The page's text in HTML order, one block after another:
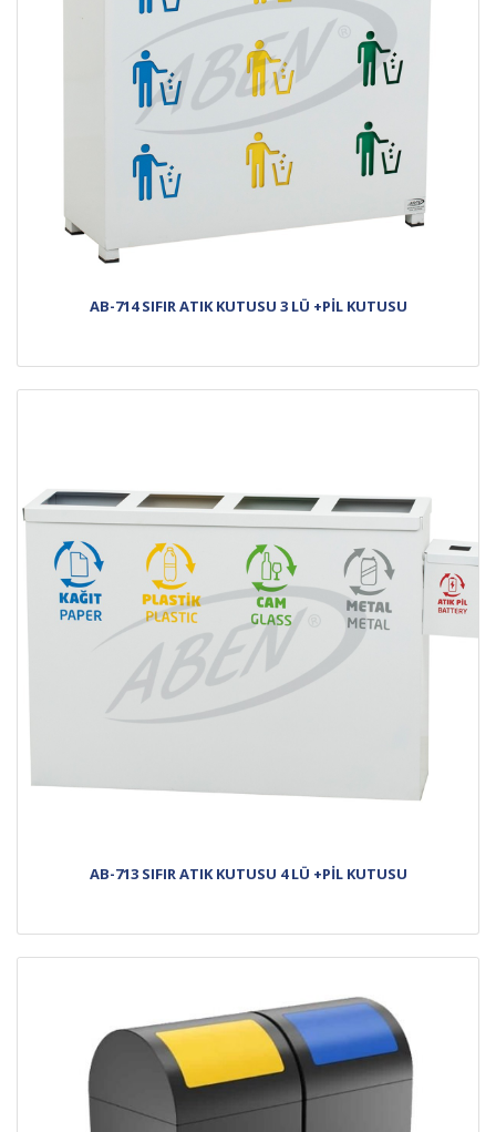
AB-714 SIFIR ATIK KUTUSU 3 LÜ +PİL KUTUSU
AB-713 SIFIR ATIK KUTUSU 4 LÜ +PİL KUTUSU